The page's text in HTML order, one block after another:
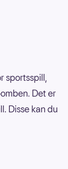
sportsspill,
Det er
Disse kan du